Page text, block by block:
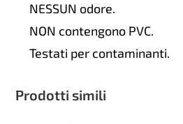
NESSUN odore.
NON contengono PVC.
Testati per contaminanti.
Prodotti simili